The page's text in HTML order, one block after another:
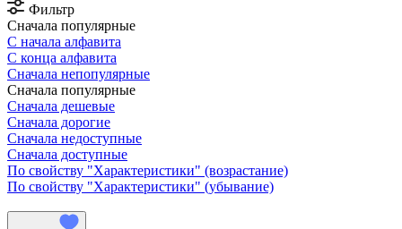
Фильтр
Сначала популярные
С начала алфавита
С конца алфавита
Сначала непопулярные
Сначала популярные
Сначала дешевые
Сначала дорогие
Сначала недоступные
Сначала доступные
По свойству "Характеристики" (возрастание)
По свойству "Характеристики" (убывание)